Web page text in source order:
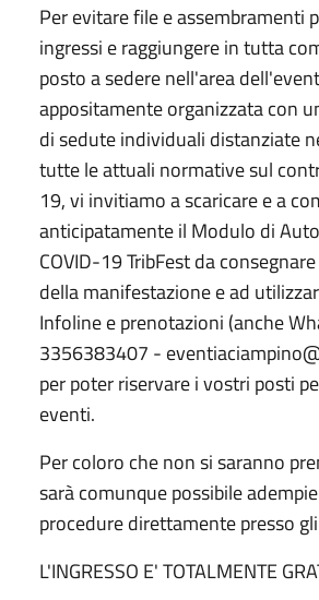
Per evitare file e assembramenti
ingressi e raggiungere in tutta
posto a sedere nell'area
appositamente organizzata con
di sedute individuali distanziate
tutte le attuali normative sul
19, vi invitiamo a scaricare e a
anticipatamente il Modulo di
COVID-19 TribFest da
della manifestazione e ad
Infoline e prenotazioni (anche
3356383407 -
per poter riservare i vostri posti
eventi.
Per coloro che non si saranno
sarà comunque possibile
procedure direttamente presso
L'INGRESSO E' TOTALMENTE